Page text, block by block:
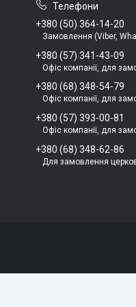
+380 (50) 364-14-20
Замовлення (Viber,
+380 (57) 341-43-09
Офіс компанії, для
+380 (68) 348-54-79
Офіс компанії, для
+380 (57) 393-00-81
Офіс компанії, для
+380 (68) 348-62-86
Для замовлення